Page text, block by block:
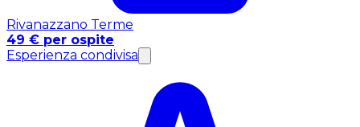
Rivanazzano Terme
49 € per ospite
Esperienza condivisa